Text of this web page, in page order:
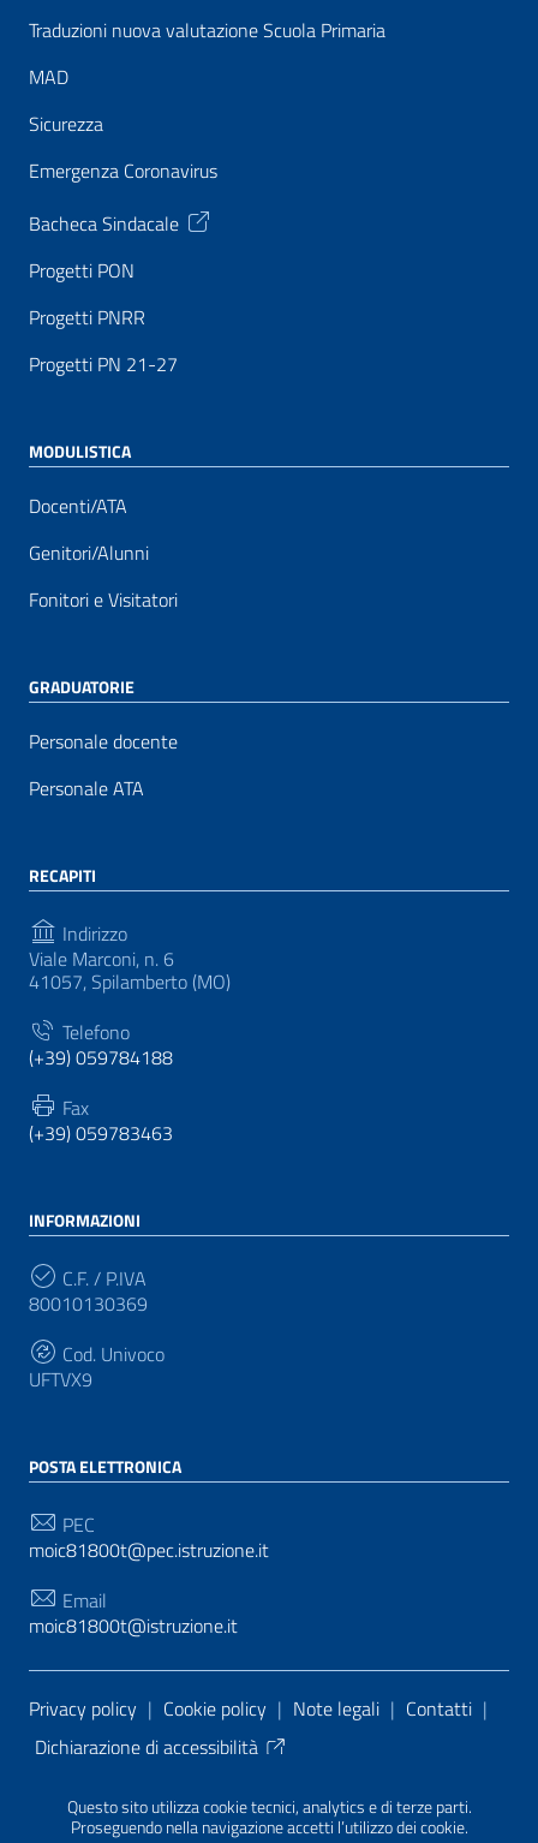
Questo sito utilizza cookie tecnici, analytics e di terze parti.
Proseguendo nella navigazione accetti l’utilizzo dei cookie.
Traduzioni nuova valutazione Scuola Primaria
MAD
Sicurezza
Emergenza Coronavirus
Bacheca Sindacale
Progetti PON
Progetti PNRR
Progetti PN 21-27
MODULISTICA
Docenti/ATA
Genitori/Alunni
Fonitori e Visitatori
GRADUATORIE
Personale docente
Personale ATA
RECAPITI
Indirizzo
Viale Marconi, n. 6
41057, Spilamberto (MO)
Telefono
(+39) 059784188
Fax
(+39) 059783463
INFORMAZIONI
C.F. / P.IVA
80010130369
Cod. Univoco
UFTVX9
POSTA ELETTRONICA
PEC
moic81800t@pec.istruzione.it
Email
moic81800t@istruzione.it
Sezione Link Utili
Privacy policy | Cookie policy | Note legali | Contatti |
Dichiarazione di accessibilità
PA di AgID
| Realizzato con WordPress da